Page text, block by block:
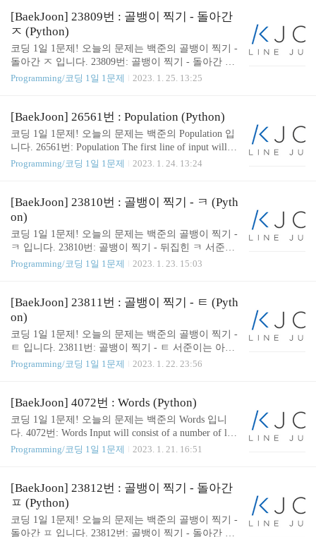
이하이면 점심 시 www.acmicpc.net 👨🏻‍💻 코드 ( Sol
ution ) def metgaego(T, S): if (0
[BaekJoon] 23809번 : 골뱅이 찍기 - 돌아간
ㅈ (Python)
코딩 1일 1문제! 오늘의 문제는 백준의 골뱅이 찍기 -
돌아간 ㅈ 입니다. 23809번: 골뱅이 찍기 - 돌아간 ㅈ
서준이는 아빠로부터 골뱅이가 들어 있는 상자를 생
ㅈ자 모양은 가로 및 세로로 각각 5개 www.acmicpc.n
et 👨🏻‍💻 코드 ( Solution ) def golbange_print_ㅈ(N): a
nswer = ['' for _ in range(N * 5)] for idx in range(N*5):
if 2 * N - 1 < idx < 2 * N + N: answer[idx] = "@" * (N
* 3) elif idx < 2 * N: answer[idx] = f"{'@' * N}{(..
Programming/코딩 1일 1문제 2023. 1. 25. 13:25
[BaekJoon] 26561번 : Population (Python)
코딩 1일 1문제! 오늘의 문제는 백준의 Population 입
니다. 26561번: Population The first line of input will co
ntain a single integer n that indicates the number of lines
of time that will pass. Both p and t will be bet www.acm
icpc.net 👨🏻‍💻 코드 ( Solution ) def population(begin_
num, time): plus_num = ti..
Programming/코딩 1일 1문제 2023. 1. 24. 13:24
[BaekJoon] 23810번 : 골뱅이 찍기 - ㅋ (Pyth
on)
코딩 1일 1문제! 오늘의 문제는 백준의 골뱅이 찍기 -
ㅋ 입니다. 23810번: 골뱅이 찍기 - 뒤집힌 ㅋ 서준이
는 아빠로부터 골뱅이가 들어 있는 상자를 생일 선물
각 5개의 셀로 구성되어 있다. www.acmicpc.net
👨🏻‍💻 코드 ( Solution ) def golbange_print_ㅋ(N): ans
wer = ['' for _ in range(N * 5)] for idx in range(N*5): if
idx < N or (2 * N - 1 < idx < 2 * N + N): answer[idx] =
"@" * (N * 5) else: answer[idx] = "@" * N return "..
Programming/코딩 1일 1문제 2023. 1. 23. 15:03
[BaekJoon] 23811번 : 골뱅이 찍기 - ㅌ (Pyth
on)
코딩 1일 1문제! 오늘의 문제는 백준의 골뱅이 찍기 -
ㅌ 입니다. 23811번: 골뱅이 찍기 - ㅌ 서준이는 아빠
로부터 골뱅이가 들어 있는 상자를 생일 선물로 받았
있다. 상자에는 정사 www.acmicpc.net 👨🏻‍💻 코드 (
Solution ) def golbange_print_ㅌ(N): answer = ['' for _ i
n range(N * 5)] for idx in range(N*5): if idx = N * 5 -
N or (2 * N - 1 < idx < 2 * N + N): answer[idx] = "@"
* (N * 5) else: answer[idx] = ..
Programming/코딩 1일 1문제 2023. 1. 22. 23:56
[BaekJoon] 4072번 : Words (Python)
코딩 1일 1문제! 오늘의 문제는 백준의 Words 입니
다. 4072번: Words Input will consist of a number of line
s, each containing up to 250 characters. Words will be se
ll be terminated by a line containing a single www.acmic
pc.net 👨🏻‍💻 코드 ( Solution ) def words_func(string):
words = [word[::-1] for word in s..
Programming/코딩 1일 1문제 2023. 1. 21. 16:51
[BaekJoon] 23812번 : 골뱅이 찍기 - 돌아간
ㅍ (Python)
코딩 1일 1문제! 오늘의 문제는 백준의 골뱅이 찍기 -
돌아간 ㅍ 입니다. 23812번: 골뱅이 찍기 - 돌아간 ㅍ